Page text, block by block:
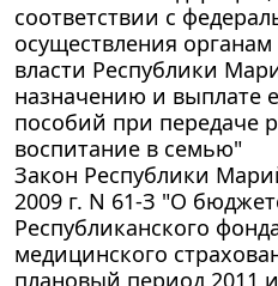
соответствии с
осуществления органам
власти Республики
назначению и выплате
пособий при передаче
воспитание в семью"
Закон Республики
2009 г. N 61-З "О
Республиканского
медицинского
плановый период 2011